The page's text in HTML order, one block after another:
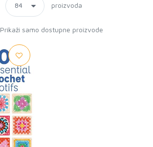
proizvoda
Prikaži samo dostupne proizvode